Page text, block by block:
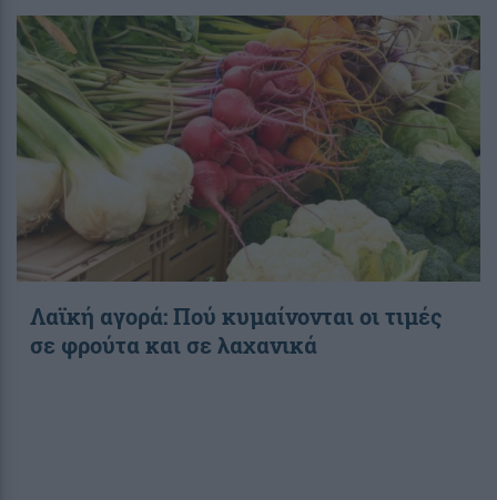
Λαϊκή αγορά: Πού κυμαίνονται οι τιμές
σε φρούτα και σε λαχανικά